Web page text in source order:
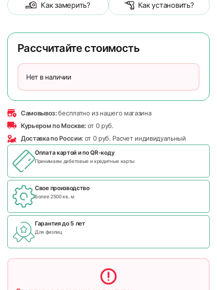
Как замерить? Как установить?
Рассчитайте стоимость
Нет в наличии
Самовывоз:бесплатно из нашего магазина
Курьером по Москве: от 0 руб.
Доставка по России: от 0 руб. Расчет индивидуальный
Оплата картой и поQR-коду
Принимаем дебетовые и кредитные карты
Свое производство
Более 2500 кв. м
Гарантия до 5 лет
Для физлиц